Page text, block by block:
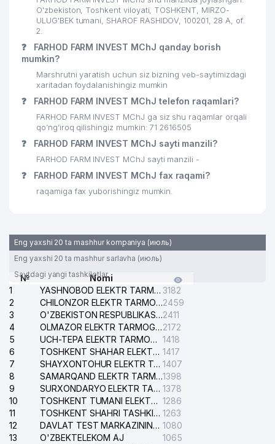
O'zbekiston, Toshkent viloyati, TOSHKENT, MIRZO-
ULUG'BEK tumani, SHAROF RASHIDOV, 100201, 28 A, of.
2.
❓
FARHOD FARM INVEST MChJ qanday borish
mumkin?
Marshrutni yaratish uchun siz bizning veb-saytimizdagi
xaritadan foydalanishingiz mumkin
❓ FARHOD FARM INVEST MChJ telefon raqamlari?
FARHOD FARM INVEST MChJ ga siz shu raqamlar orqali
qo’ng’iroq qilishingiz mumkin: 71 2616505
❓ FARHOD FARM INVEST MChJ sayti manzili?
FARHOD FARM INVEST MChJ sayti manzili -
❓ FARHOD FARM INVEST MChJ fax raqami?
raqamiga fax yuborishingiz mumkin.
Eng yaxshi 20 ta mashhur kompaniya (июль)
Eng yaxshi 20 ta mashhur sarlavha (июль)
Saytdagi yangi tashkilotlar
№
Nomi
1
YASHNOBOD ELEKTR TARMOG'I NOSOZLIKLARI XIZMATI 3182
2
CHILONZOR ELEKTR TARMOG'I NOSOZLIK XIZMATI2459
3
O'ZBEKISTON RESPUBLIKASI BOSH PROKURATURASI ISHONCH TELEFONI2411
4
OLMAZOR ELEKTR TARMOG'I NOSOZLIKLARI XIZMATI2172
5
UCH-TEPA ELEKTR TARMOG'I NOSOZLIKLARI XIZMATI 1418
6
TOSHKENT SHAHAR ELEKTR TARMOQLARI KORXONASI AJ 1417
7
SHAYXONTOHUR ELEKTR TARMOG'I NOSOZLIKLARINI TUZATISH XIZMATI 1407
8
SAMARQAND ELEKTR TARMOQLARI AJ1398
9
SURXONDARYO ELEKTR TARMOQLARI AJ 1378
10
TOSHKENT TUMANI ELEKTR TARMOG'I AVARIYA XIZMATI 1286
11
TOSHKENT SHAHRI TASHKILOT TELEFONLARI HAQIDA MA'LUMOT BYUROSI 1263
12
DAVLAT TEST MARKAZINING ISHONCH TELEFONLARI 1080
13
O'ZBEKTELEKOM AJ
1065